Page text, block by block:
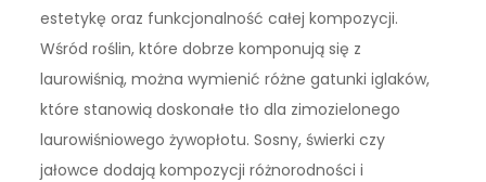
estetykę oraz funkcjonalność całej kompozycji.
Wśród roślin, które dobrze komponują się z
laurowiśnią, można wymienić różne gatunki iglaków,
które stanowią doskonałe tło dla zimozielonego
laurowiśniowego żywopłotu. Sosny, świerki czy
jałowce dodają kompozycji różnorodności i